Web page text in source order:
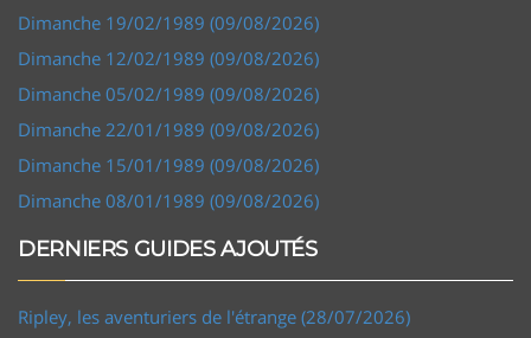
Dimanche 19/02/1989 (09/08/2026)
Dimanche 12/02/1989 (09/08/2026)
Dimanche 05/02/1989 (09/08/2026)
Dimanche 22/01/1989 (09/08/2026)
Dimanche 15/01/1989 (09/08/2026)
Dimanche 08/01/1989 (09/08/2026)
DERNIERS GUIDES AJOUTÉS
Ripley, les aventuriers de l'étrange (28/07/2026)